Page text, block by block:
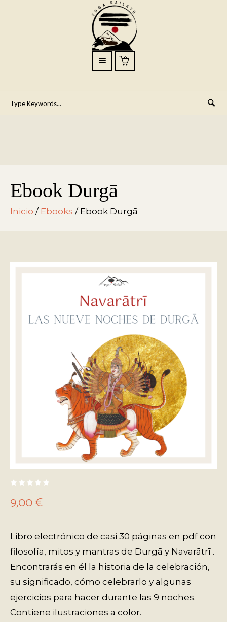
Ebook Durgā
Inicio / Ebooks / Ebook Durgā
9,00€
Libro electrónico de casi 30 páginas en pdf con
filosofía, mitos y mantras de Durgā y Navarātrī .
Encontrarás en él la historia de la celebración,
su significado, cómo celebrarlo y algunas
ejercicios para hacer durante las 9 noches.
Contiene ilustraciones a color.